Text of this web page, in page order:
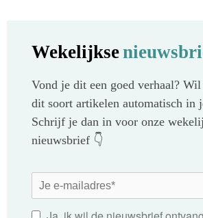
Wekelijkse
Vond je dit een goed verhaal?
dit soort artikelen automatisch in
Schrijf je dan in voor onze
nieuwsbrief 👇